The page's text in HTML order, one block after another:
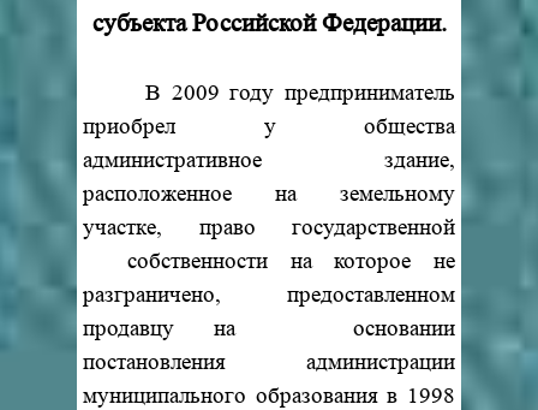
субъекта Российской Федерации.
В 2009 году предприниматель
приобрел у общества
административное здание,
расположенное на земельному
участке, право государственной
собственности на которое не
разграничено, предоставленном
продавцу на основании
постановления администрации
муниципального образования в 1998